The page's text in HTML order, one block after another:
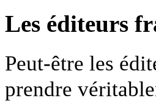
Les éditeurs
Peut-être les
prendre